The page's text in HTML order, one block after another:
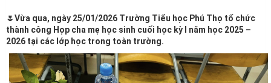
🌷Vừa qua, ngày 25/01/2026 Trường Tiểu học Phú Thọ tổ chức
thành công Họp cha mẹ học sinh cuối học kỳ I năm học 2025 –
2026 tại các lớp học trong toàn trường.